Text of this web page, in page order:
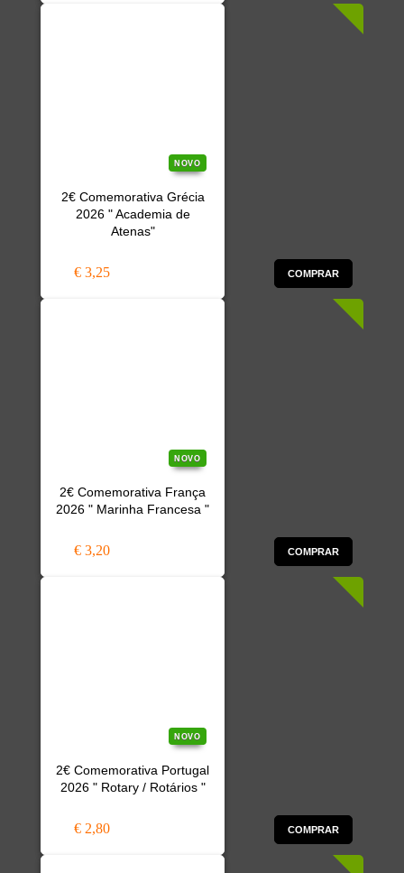
NOVO
2€ Comemorativa Grécia
2026 " Academia de
Atenas"
€ 3,25 COMPRAR
NOVO
2€ Comemorativa França
2026 " Marinha Francesa "
€ 3,20 COMPRAR
NOVO
2€ Comemorativa Portugal
2026 " Rotary / Rotários "
€ 2,80 COMPRAR